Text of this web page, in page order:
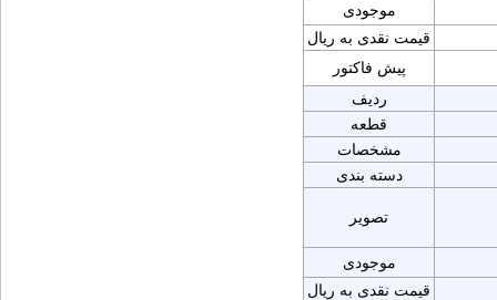
موجودی
قیمت نقدی به ریال
پیش فاکتور
ردیف
قطعه
مشخصات
دسته بندی
تصویر
موجودی
قیمت نقدی به ریال